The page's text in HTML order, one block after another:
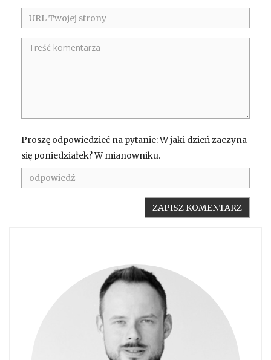
Proszę odpowiedzieć na pytanie: W jaki dzień zaczyna
się poniedziałek? W mianowniku.